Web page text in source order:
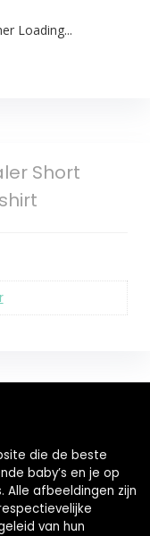
Loading...
Short
die de beste
baby’s en je op
Alle afbeeldingen zijn
van hun